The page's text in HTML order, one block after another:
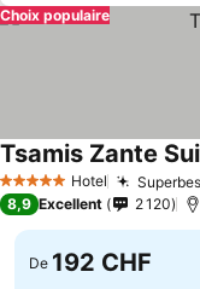
Choix populaire
5 Étoiles Hotel
Tsamis Zante
8,9 Excellent 2 120
De 192 CHF